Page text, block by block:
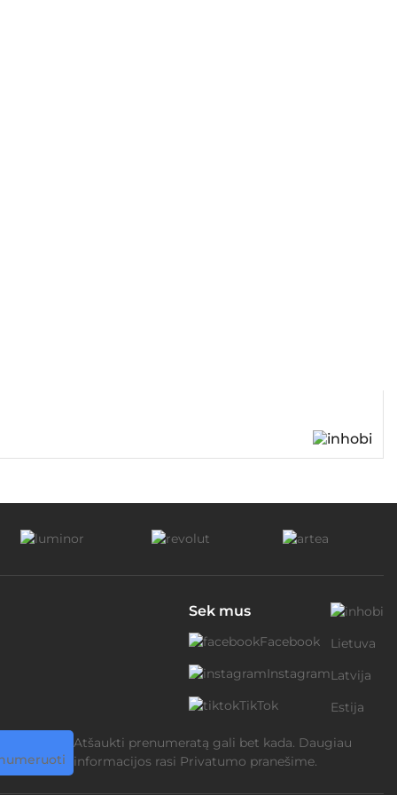
Sek mus
Facebook
Instagram
TikTok
Lietuva
Latvija
Estija
Atšaukti prenumeratą gali bet kada. Daugiau
informacijos rasi Privatumo pranešime.